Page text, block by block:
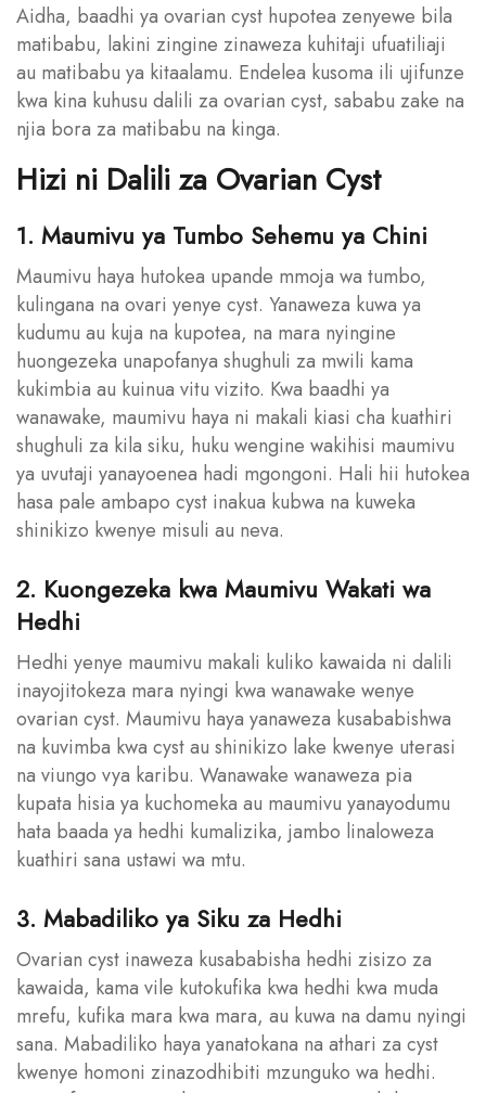
Aidha, baadhi ya ovarian cyst hupotea zenyewe bila
matibabu, lakini zingine zinaweza kuhitaji ufuatiliaji
au matibabu ya kitaalamu. Endelea kusoma ili ujifunze
kwa kina kuhusu dalili za ovarian cyst, sababu zake na
njia bora za matibabu na kinga.
Hizi ni Dalili za Ovarian Cyst
1. Maumivu ya Tumbo Sehemu ya Chini
Maumivu haya hutokea upande mmoja wa tumbo,
kulingana na ovari yenye cyst. Yanaweza kuwa ya
kudumu au kuja na kupotea, na mara nyingine
huongezeka unapofanya shughuli za mwili kama
kukimbia au kuinua vitu vizito. Kwa baadhi ya
wanawake, maumivu haya ni makali kiasi cha kuathiri
shughuli za kila siku, huku wengine wakihisi maumivu
ya uvutaji yanayoenea hadi mgongoni. Hali hii hutokea
hasa pale ambapo cyst inakua kubwa na kuweka
shinikizo kwenye misuli au neva.
2. Kuongezeka kwa Maumivu Wakati wa
Hedhi
Hedhi yenye maumivu makali kuliko kawaida ni dalili
inayojitokeza mara nyingi kwa wanawake wenye
ovarian cyst. Maumivu haya yanaweza kusababishwa
na kuvimba kwa cyst au shinikizo lake kwenye uterasi
na viungo vya karibu. Wanawake wanaweza pia
kupata hisia ya kuchomeka au maumivu yanayodumu
hata baada ya hedhi kumalizika, jambo linaloweza
kuathiri sana ustawi wa mtu.
3. Mabadiliko ya Siku za Hedhi
Ovarian cyst inaweza kusababisha hedhi zisizo za
kawaida, kama vile kutokufika kwa hedhi kwa muda
mrefu, kufika mara kwa mara, au kuwa na damu nyingi
sana. Mabadiliko haya yanatokana na athari za cyst
kwenye homoni zinazodhibiti mzunguko wa hedhi.